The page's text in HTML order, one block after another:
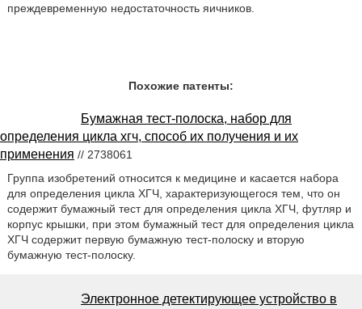
преждевременную недостаточность яичников.
Похожие патенты:
Бумажная тест-полоска, набор для
определения цикла хгч, способ их получения и их
применения // 2738061
Группа изобретений относится к медицине и касается набора
для определения цикла ХГЧ, характеризующегося тем, что он
содержит бумажный тест для определения цикла ХГЧ, футляр и
корпус крышки, при этом бумажный тест для определения цикла
ХГЧ содержит первую бумажную тест-полоску и вторую
бумажную тест-полоску.
Электронное детектирующее устройство в